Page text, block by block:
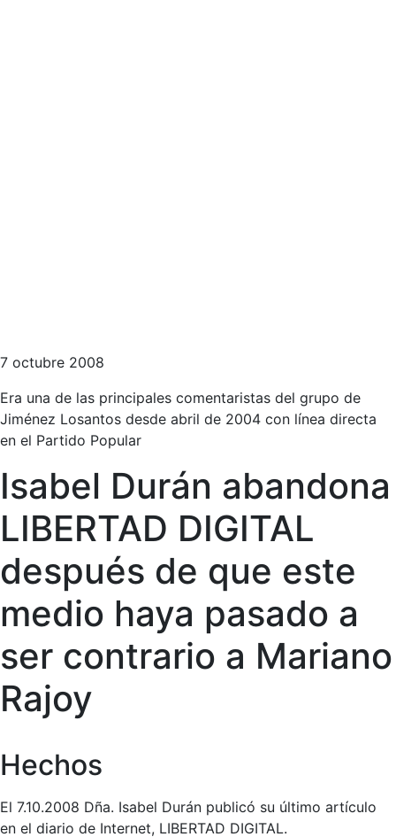
7 octubre 2008
Era una de las principales comentaristas del grupo de
Jiménez Losantos desde abril de 2004 con línea directa
en el Partido Popular
Isabel Durán abandona
LIBERTAD DIGITAL
después de que este
medio haya pasado a
ser contrario a Mariano
Rajoy
Hechos
El 7.10.2008 Dña. Isabel Durán publicó su último artículo
en el diario de Internet, LIBERTAD DIGITAL.